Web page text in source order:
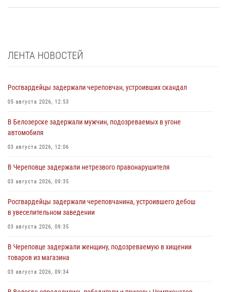
ЛЕНТА НОВОСТЕЙ
Росгвардейцы задержали череповчан, устроивших скандал
05 августа 2026, 12:53
В Белозерске задержали мужчин, подозреваемых в угоне
автомобиля
03 августа 2026, 12:06
В Череповце задержали нетрезвого правонарушителя
03 августа 2026, 09:35
Росгвардейцы задержали череповчанина, устроившего дебош
в увеселительном заведении
03 августа 2026, 09:35
В Череповце задержали женщину, подозреваемую в хищении
товаров из магазина
03 августа 2026, 09:34